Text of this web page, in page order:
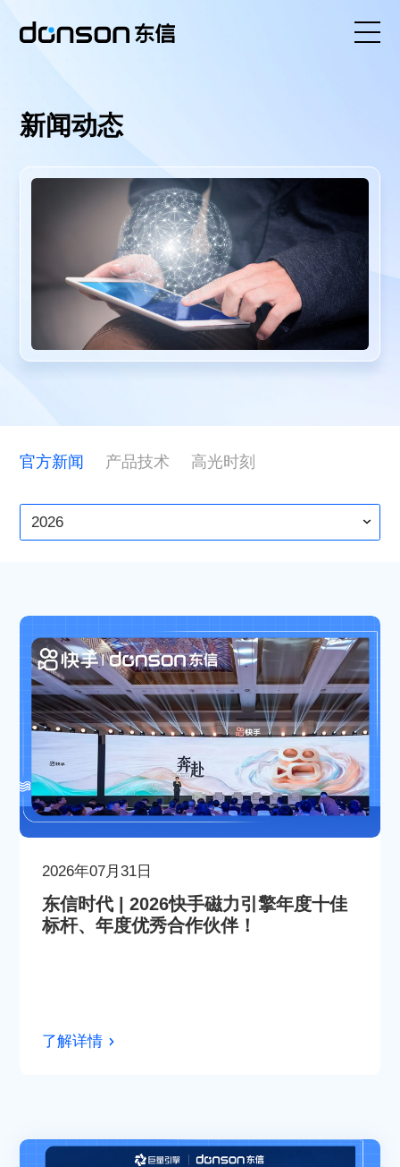
关于东信
联系东信
新闻动态
官方新闻 产品技术 高光时刻
2026
2026年07月31日
东信时代 | 2026快手磁力引擎年度十佳
标杆、年度优秀合作伙伴！
了解详情